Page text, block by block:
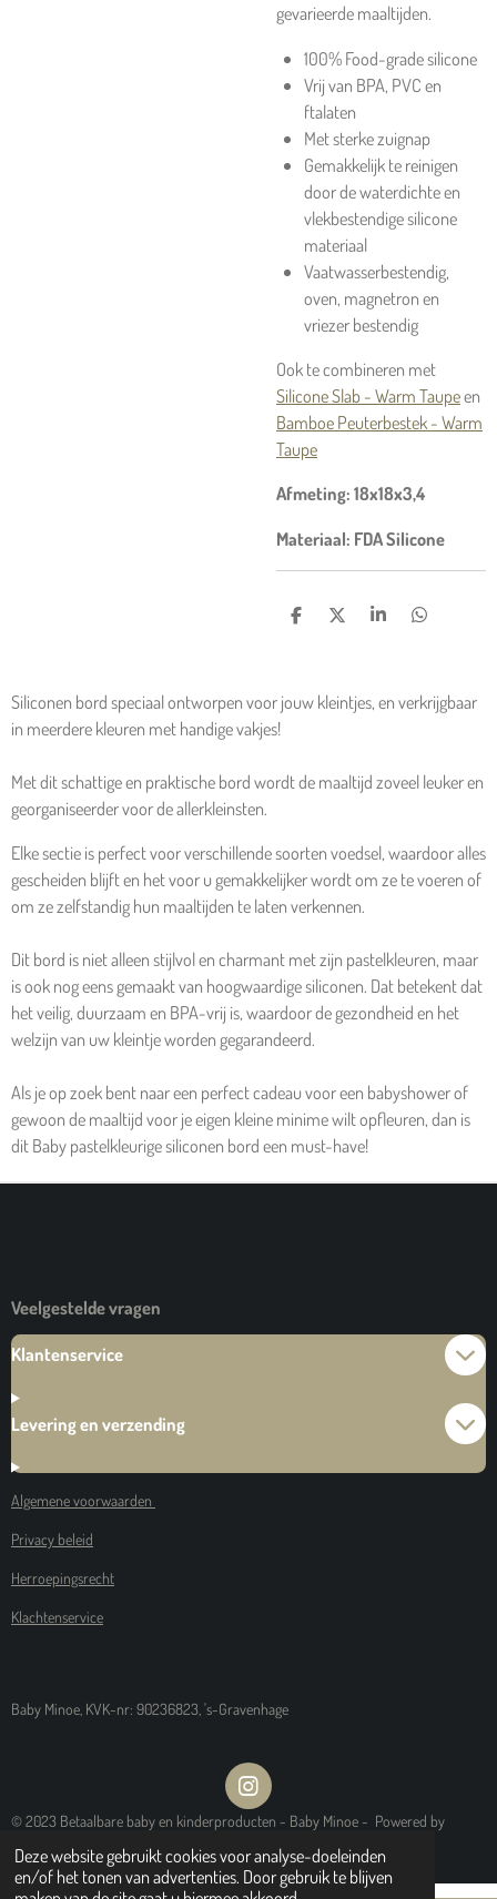
Deze website gebruikt cookies voor analyse-doeleinden
en/of het tonen van advertenties. Door gebruik te blijven
gevarieerde maaltijden.
100% Food-grade silicone
Vrij van BPA, PVC en
ftalaten
Met sterke zuignap
Gemakkelijk te reinigen
door de waterdichte en
vlekbestendige silicone
materiaal
Vaatwasserbestendig,
oven, magnetron en
vriezer bestendig
Ook te combineren met
Silicone Slab - Warm Taupeen
Bamboe Peuterbestek - Warm
Taupe
Afmeting: 18x18x3,4
Materiaal: FDA Silicone
D
N
D
S
E
D
N
Siliconen bord speciaal ontworpen voor jouw kleintjes, en verkrijgbaar
in meerdere kleuren met handige vakjes!
Met dit schattige en praktische bord wordt de maaltijd zoveel leuker en
georganiseerder voor de allerkleinsten.
Elke sectie is perfect voor verschillende soorten voedsel, waardoor alles
gescheiden blijft en het voor u gemakkelijker wordt om ze te voeren of
om ze zelfstandig hun maaltijden te laten verkennen.
Dit bord is niet alleen stijlvol en charmant met zijn pastelkleuren, maar
is ook nog eens gemaakt van hoogwaardige siliconen. Dat betekent dat
het veilig, duurzaam en BPA-vrij is, waardoor de gezondheid en het
welzijn van uw kleintje worden gegarandeerd.
Als je op zoek bent naar een perfect cadeau voor een babyshower of
gewoon de maaltijd voor je eigen kleine minime wilt opfleuren, dan is
dit Baby pastelkleurige siliconen bord een must-have!
Veelgestelde vragen
Klantenservice
Levering en verzending
Algemene voorwaarden
Privacy beleid
Herroepingsrecht
Klachtenservice
Baby Minoe, KVK-nr: 90236823, 's-Gravenhage
I
N
T
A
© 2023 Betaalbare baby en kinderproducten - Baby Minoe - Powered by
Webshopster